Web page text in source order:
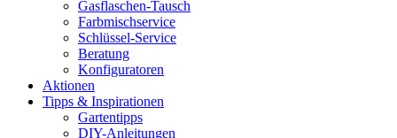
Gasflaschen-Tausch
Farbmischservice
Schlüssel-Service
Beratung
Konfiguratoren
Aktionen
Tipps & Inspirationen
Gartentipps
DIY-Anleitungen